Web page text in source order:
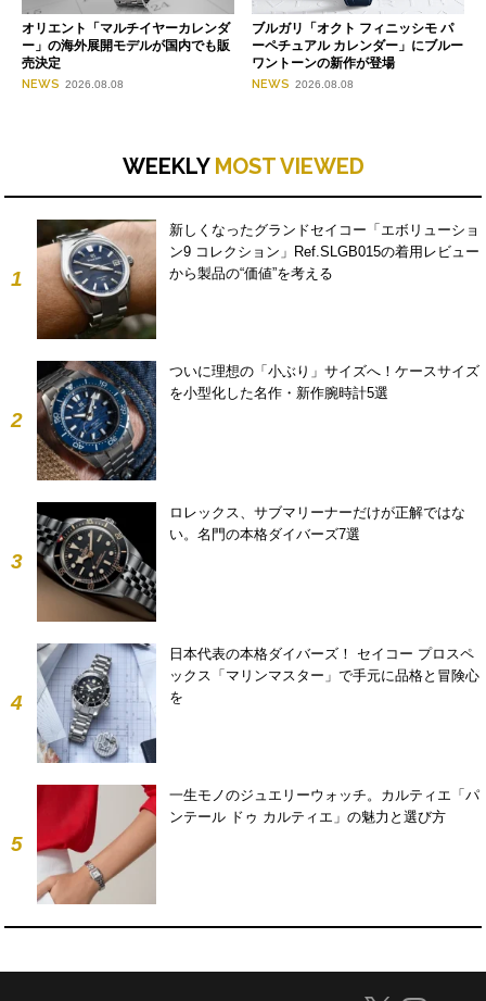
オリエント「マルチイヤーカレンダ
ー」の海外展開モデルが国内でも販
売決定
NEWS 2026.08.08
ブルガリ「オクト フィニッシモ パ
ーペチュアル カレンダー」にブルー
ワントーンの新作が登場
NEWS 2026.08.08
WEEKLY MOST VIEWED
1
新しくなったグランドセイコー「エボリューショ
ン9 コレクション」Ref.SLGB015の着用レビュー
から製品の“価値”を考える
2
ついに理想の「小ぶり」サイズへ！ケースサイズ
を小型化した名作・新作腕時計5選
3
ロレックス、サブマリーナーだけが正解ではな
い。名門の本格ダイバーズ7選
4
日本代表の本格ダイバーズ！ セイコー プロスペ
ックス「マリンマスター」で手元に品格と冒険心
を
5
一生モノのジュエリーウォッチ。カルティエ「パ
ンテール ドゥ カルティエ」の魅力と選び方